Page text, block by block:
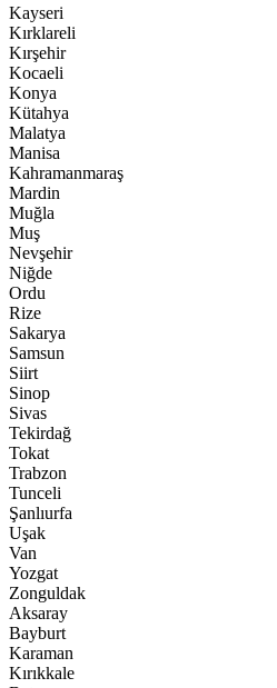
Kayseri
Kırklareli
Kırşehir
Kocaeli
Konya
Kütahya
Malatya
Manisa
Kahramanmaraş
Mardin
Muğla
Muş
Nevşehir
Niğde
Ordu
Rize
Sakarya
Samsun
Siirt
Sinop
Sivas
Tekirdağ
Tokat
Trabzon
Tunceli
Şanlıurfa
Uşak
Van
Yozgat
Zonguldak
Aksaray
Bayburt
Karaman
Kırıkkale